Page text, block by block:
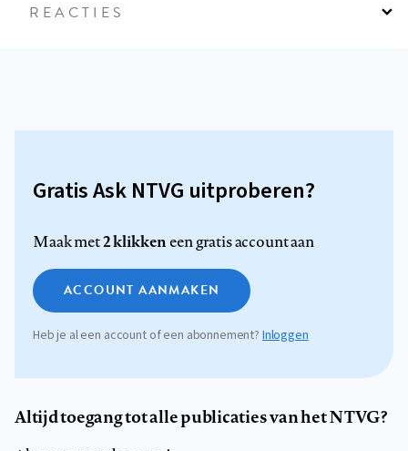
REACTIES
Gratis Ask NTVG uitproberen?
Maak met2 klikkeneen gratis account aan
ACCOUNT AANMAKEN
Heb je al een account of een abonnement?Inloggen
Altijd toegang tot alle publicaties van het NTVG?